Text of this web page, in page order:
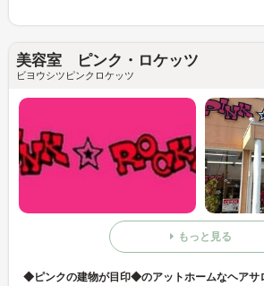
美容室 ピンク・ロケッツ
ビヨウシツピンクロケッツ
もっと見る
◆ピンクの建物が目印◆のアットホームなヘア